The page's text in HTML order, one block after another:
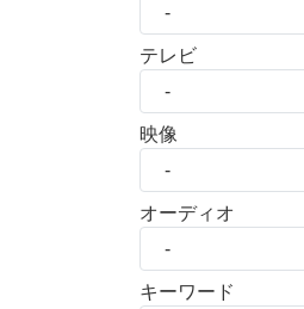
テレビ
映像
オーディオ
キーワード